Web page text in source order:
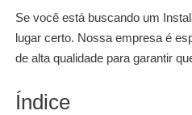
Se você está buscando um
lugar certo. Nossa empresa é
de alta qualidade para garantir
Índice